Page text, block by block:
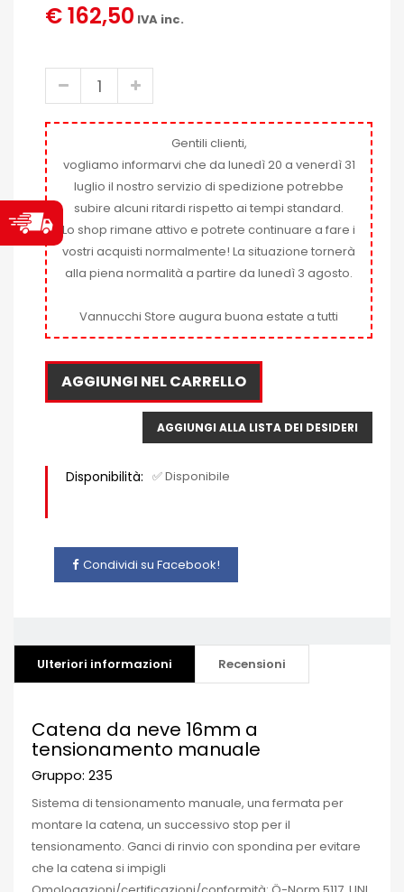
€ 162,50 IVA inc.
Gentili clienti,
vogliamo informarvi che da lunedì 20 a venerdì 31
luglio il nostro servizio di spedizione potrebbe
subire alcuni ritardi rispetto ai tempi standard.
Lo shop rimane attivo e potrete continuare a fare i
vostri acquisti normalmente! La situazione tornerà
alla piena normalità a partire da lunedì 3 agosto.
Vannucchi Store augura buona estate a tutti
AGGIUNGI NEL CARRELLO
AGGIUNGI ALLA LISTA DEI DESIDERI
Disponibilità: ✅ Disponibile
Condividi su Facebook!
Ulteriori informazioni Recensioni
Catena da neve 16mm a
tensionamento manuale
Gruppo: 235
Sistema di tensionamento manuale, una fermata per
montare la catena, un successivo stop per il
tensionamento. Ganci di rinvio con spondina per evitare
che la catena si impigli